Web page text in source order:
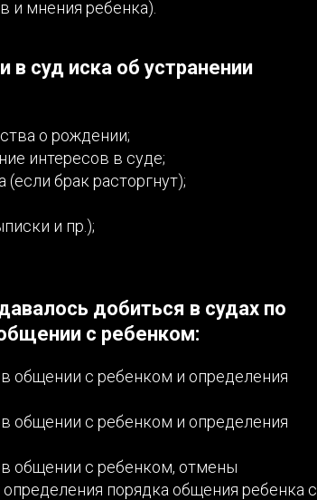
и мнения ребенка).
суд иска об устранении
о рождении;
интересов в суде;
брак расторгнут);
и пр.);
добиться в судах по
с ребенком:
общении с ребенком и определения
общении с ребенком и определения
общении с ребенком, отмены
порядка общения ребенка с